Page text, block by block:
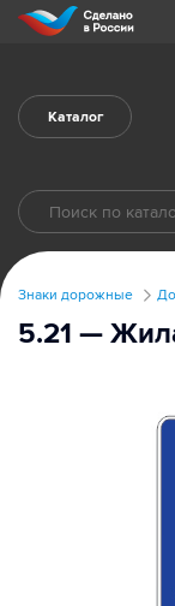
Каталог
Знаки дорожные
5.21 —